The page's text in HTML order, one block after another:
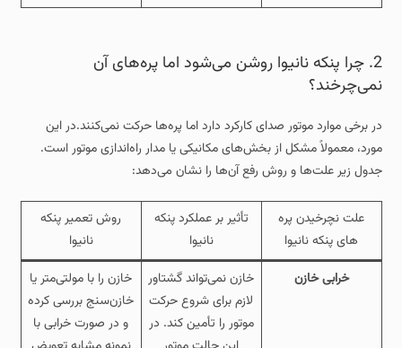
2. چرا پنکه نانیوا روشن می‌شود اما پره‌های آن
نمی‌چرخند؟
در برخی موارد موتور صدای کارکرد دارد اما پره‌ها حرکت نمی‌کنند.در این
مورد، معمولاً مشکل از بخش‌های مکانیکی یا مدار راه‌اندازی موتور است.
جدول زیر علت‌ها و روش رفع آن‌ها را نشان می‌دهد:
علت نچرخیدن پره
های پنکه نانیوا
تأثیر بر عملکرد پنکه
نانیوا
روش تعمیر پنکه
نانیوا
خرابی خازن
خازن نمی‌تواند گشتاور
لازم برای شروع حرکت
موتور را تأمین کند. در
خازن را با مولتی‌متر یا
خازن‌سنج بررسی کرده
و در صورت خرابی با